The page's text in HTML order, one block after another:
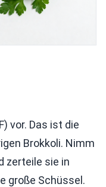
vor. Das ist die
Brokkoli. Nimm
zerteile sie in
große Schüssel.